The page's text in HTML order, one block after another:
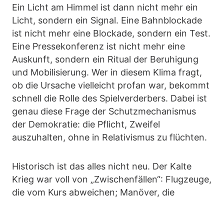
Ein Licht am Himmel ist dann nicht mehr ein
Licht, sondern ein Signal. Eine Bahnblockade
ist nicht mehr eine Blockade, sondern ein Test.
Eine Pressekonferenz ist nicht mehr eine
Auskunft, sondern ein Ritual der Beruhigung
und Mobilisierung. Wer in diesem Klima fragt,
ob die Ursache vielleicht profan war, bekommt
schnell die Rolle des Spielverderbers. Dabei ist
genau diese Frage der Schutzmechanismus
der Demokratie: die Pflicht, Zweifel
auszuhalten, ohne in Relativismus zu flüchten.
Historisch ist das alles nicht neu. Der Kalte
Krieg war voll von „Zwischenfällen“: Flugzeuge,
die vom Kurs abweichen; Manöver, die